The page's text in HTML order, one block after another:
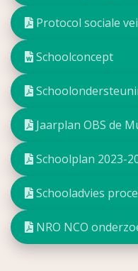
Protocol sociale
Schoolconcept
Jaarplan OBS de
Schoolplan 2023-
Schooladvies
NRO NCO